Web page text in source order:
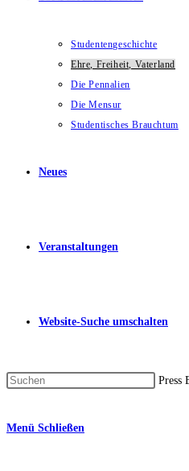
Studentengeschichte
Ehre, Freiheit, Vaterland
Die Pennalien
Die Mensur
Studentisches Brauchtum
Neues
Veranstaltungen
Website-Suche umschalten
Press
Menü Schließen